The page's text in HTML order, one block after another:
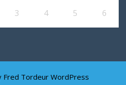
3 4 5 6
Fred Tordeur WordPress